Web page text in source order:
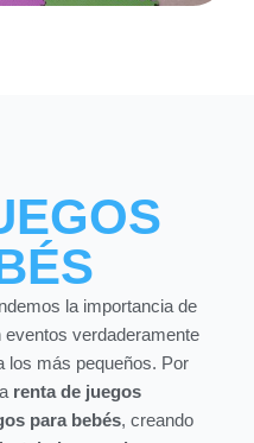
la importancia de
verdaderamente
los más pequeños. Por
renta de juegos
para bebés, creando